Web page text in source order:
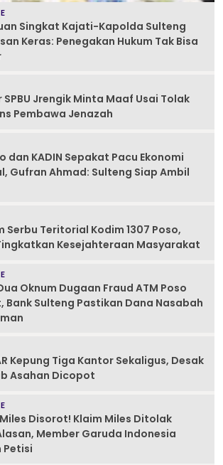
Singkat Kajati-Kapolda Sulteng
Keras: Penegakan Hukum Tak Bisa
SPBU Jrengik Minta Maaf Usai Tolak
Pembawa Jenazah
dan KADIN Sepakat Pacu Ekonomi
Gufran Ahmad: Sulteng Siap Ambil
Serbu Teritorial Kodim 1307 Poso,
Kesejahteraan Masyarakat
Oknum Dugaan Fraud ATM Poso
Bank Sulteng Pastikan Dana Nasabah
Kepung Tiga Kantor Sekaligus, Desak
Asahan Dicopot
Disorot! Klaim Miles Ditolak
Member Garuda Indonesia
Petisi